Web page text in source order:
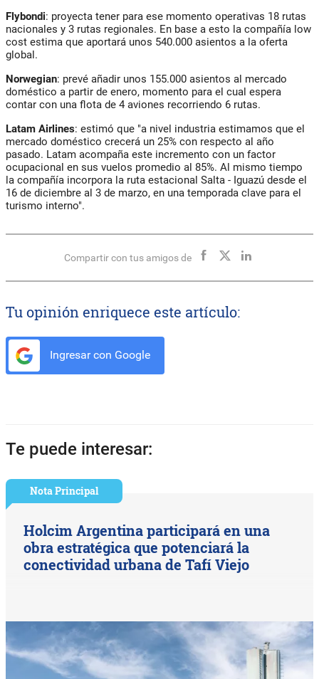
Flybondi: proyecta tener para ese momento operativas 18 rutas
nacionales y 3 rutas regionales. En base a esto la compañía low
cost estima que aportará unos 540.000 asientos a la oferta
global.
Norwegian: prevé añadir unos 155.000 asientos al mercado
doméstico a partir de enero, momento para el cual espera
contar con una flota de 4 aviones recorriendo 6 rutas.
Latam Airlines: estimó que "a nivel industria estimamos que el
mercado doméstico crecerá un 25% con respecto al año
pasado. Latam acompaña este incremento con un factor
ocupacional en sus vuelos promedio al 85%. Al mismo tiempo
la compañía incorpora la ruta estacional Salta - Iguazú desde el
16 de diciembre al 3 de marzo, en una temporada clave para el
turismo interno".
Compartir con tus amigos de
Tu opinión enriquece este artículo:
Ingresar con Google
Te puede interesar:
Nota Principal
Holcim Argentina participará en una
obra estratégica que potenciará la
conectividad urbana de Tafí Viejo